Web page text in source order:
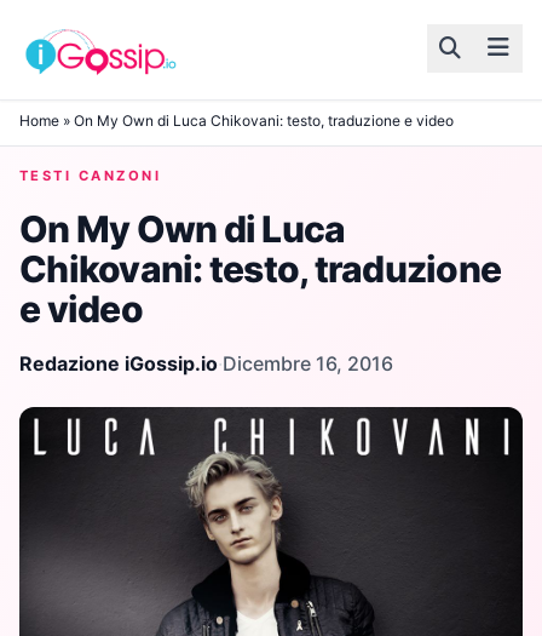
Skip to content
Home » On My Own di Luca Chikovani: testo, traduzione e video
TESTI CANZONI
On My Own di Luca
Chikovani: testo, traduzione
e video
Redazione iGossip.io·Dicembre 16, 2016